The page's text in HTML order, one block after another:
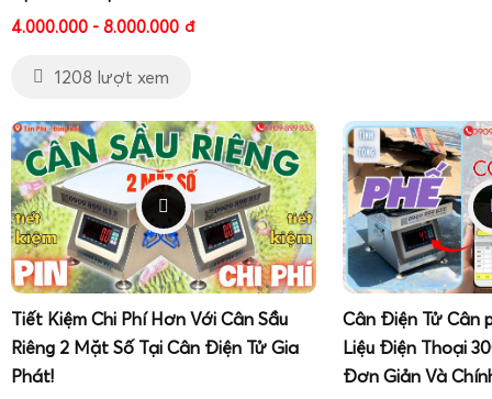
4.000.000 - 8.000.000 đ
1208 lượt xem
Tiết Kiệm Chi Phí Hơn Với Cân Sầu
Riêng 2 Mặt Số Tại Cân Điện Tử Gia
Phát!
Cân Điện Tử Cân
Liệu Điện Thoại
Đơn Giản Và